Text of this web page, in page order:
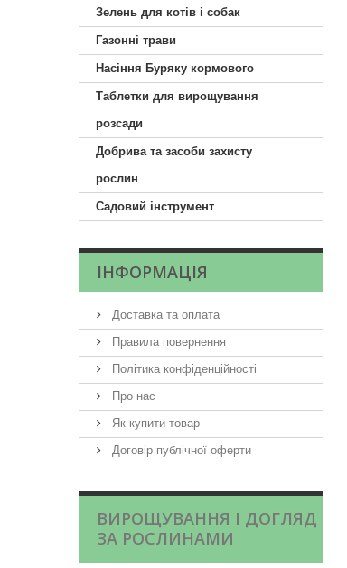
Зелень для котів і собак
Газонні трави
Насіння Буряку кормового
Таблетки для вирощування
розсади
Добрива та засоби захисту
рослин
Садовий інструмент
ІНФОРМАЦІЯ
Доставка та оплата
Правила повернення
Політика конфіденційності
Про нас
Як купити товар
Договір публічної оферти
ВИРОЩУВАННЯ І ДОГЛЯД
ЗА РОСЛИНАМИ